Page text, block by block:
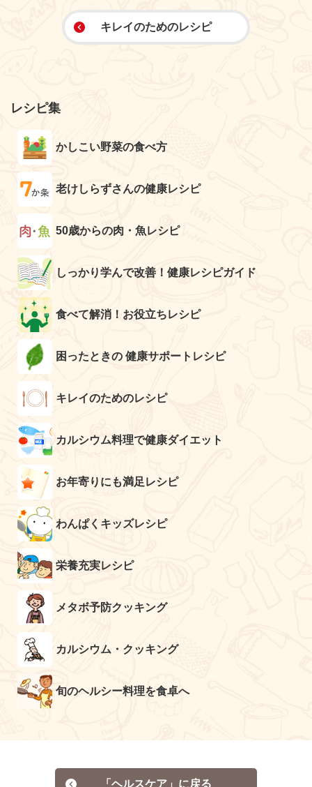
キレイのためのレシピ
レシピ集
かしこい野菜の食べ方
老けしらずさんの健康レシピ
50歳からの肉・魚レシピ
しっかり学んで改善！健康レシピガイド
食べて解消！お役立ちレシピ
困ったときの 健康サポートレシピ
キレイのためのレシピ
カルシウム料理で健康ダイエット
お年寄りにも満足レシピ
わんぱくキッズレシピ
栄養充実レシピ
メタボ予防クッキング
カルシウム・クッキング
旬のヘルシー料理を食卓へ
「ヘルスケア」に戻る